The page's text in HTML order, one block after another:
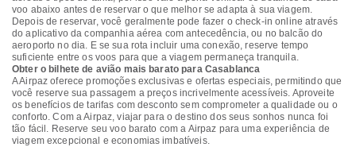
voo abaixo antes de reservar o que melhor se adapta à sua viagem.
Depois de reservar, você geralmente pode fazer o check-in online através
do aplicativo da companhia aérea com antecedência, ou no balcão do
aeroporto no dia. E se sua rota incluir uma conexão, reserve tempo
suficiente entre os voos para que a viagem permaneça tranquila.
Obter o bilhete de avião mais barato para Casablanca
A Airpaz oferece promoções exclusivas e ofertas especiais, permitindo que
você reserve sua passagem a preços incrivelmente acessíveis. Aproveite
os benefícios de tarifas com desconto sem comprometer a qualidade ou o
conforto. Com a Airpaz, viajar para o destino dos seus sonhos nunca foi
tão fácil. Reserve seu voo barato com a Airpaz para uma experiência de
viagem excepcional e economias imbatíveis.